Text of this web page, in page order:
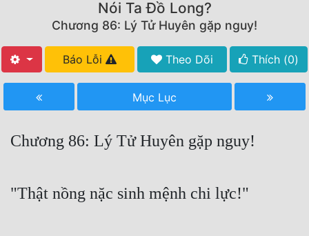
Truyện Mới Ra
Hoàn Thành
Hậu Cung
Truyện Dịch
Nói Ta Đồ Long?
Chương 86: Lý Tử Huyên gặp nguy!
Báo Lỗi Theo Dõi Thích (0)
Mục Lục
Chương 86: Lý Tử Huyên gặp nguy!
"Thật nồng nặc sinh mệnh chi lực!"